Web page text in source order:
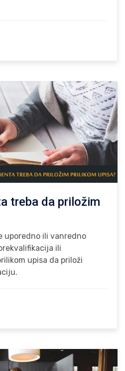
treba da priložim
uporedno ili vanredno
ili
upisa da priloži